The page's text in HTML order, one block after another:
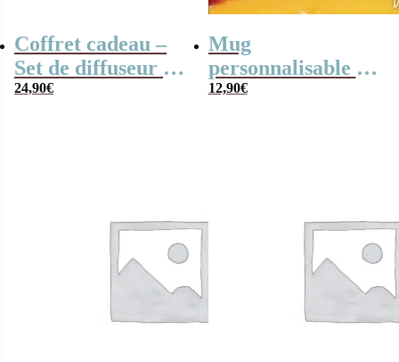
Coffret cadeau –
Set de diffuseur de
parfum + Bougie –
24,90€
Mug
personnalisable –
“Merci” –
12,90€